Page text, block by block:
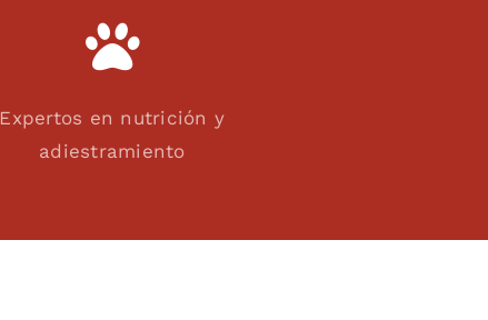
Expertos en nutrición y
adiestramiento